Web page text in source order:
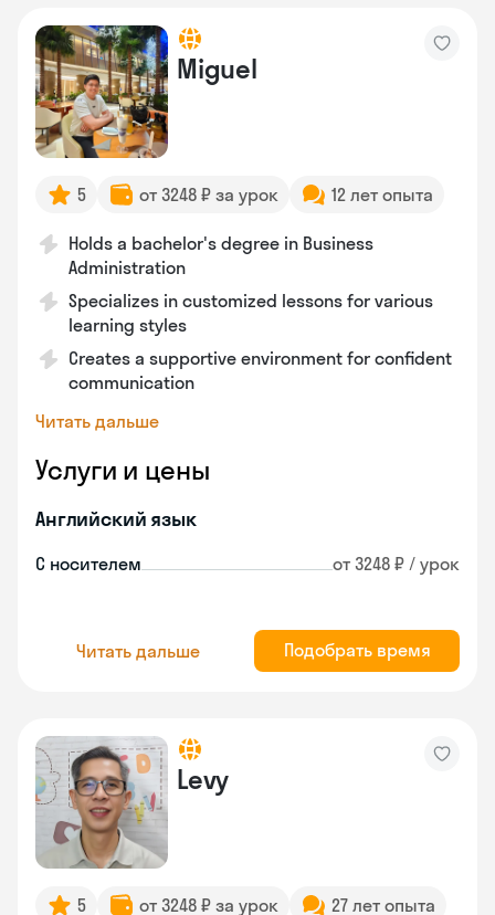
Miguel
5 от 3248 ₽ за урок 12 лет опыта
Holds a bachelor's degree in Business
Administration
Specializes in customized lessons for various
learning styles
Creates a supportive environment for confident
communication
Читать дальше
Услуги и цены
Английский язык
С носителем от 3248 ₽ / урок
Читать дальше Подобрать время
Levy
5 от 3248 ₽ за урок 27 лет опыта